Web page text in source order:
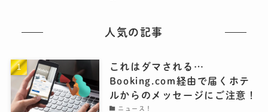
人気の記事
これはダマされる…
Booking.com経由で届くホテ
ルからのメッセージにご注意！
ニュース！